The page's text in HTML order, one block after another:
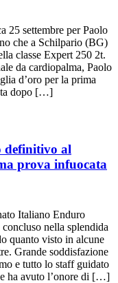
25 settembre per Paolo
che a Schilpario (BG)
classe Expert 250 2t.
da cardiopalma, Paolo
d’oro per la prima
dopo […]
definitivo al
prova infuocata
Italiano Enduro
nella splendida
quanto visto in alcune
Grande soddisfazione
e tutto lo staff guidato
ha avuto l’onore di […]